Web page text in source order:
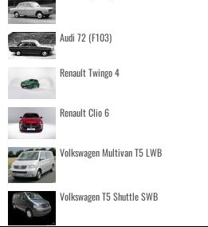
Audi 72 (F103)
Renault Twingo 4
Renault Clio 6
Volkswagen Multivan T5 LWB
Volkswagen T5 Shuttle SWB